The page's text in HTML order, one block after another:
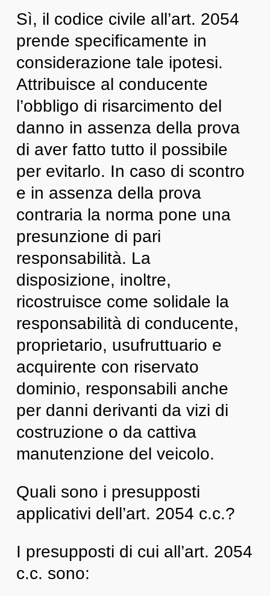
Sì, il codice civile all’art. 2054
prende specificamente in
considerazione tale ipotesi.
Attribuisce al conducente
l’obbligo di risarcimento del
danno in assenza della prova
di aver fatto tutto il possibile
per evitarlo. In caso di scontro
e in assenza della prova
contraria la norma pone una
presunzione di pari
responsabilità. La
disposizione, inoltre,
ricostruisce come solidale la
responsabilità di conducente,
proprietario, usufruttuario e
acquirente con riservato
dominio, responsabili anche
per danni derivanti da vizi di
costruzione o da cattiva
manutenzione del veicolo.
Quali sono i presupposti
applicativi dell’art. 2054 c.c.?
I presupposti di cui all’art. 2054
c.c. sono: